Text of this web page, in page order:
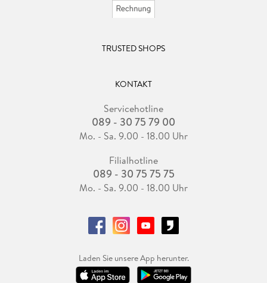
TRUSTED SHOPS
KONTAKT
Servicehotline
089 - 30 75 79 00
Mo. - Sa. 9.00 - 18.00 Uhr
Filialhotline
089 - 30 75 75 75
Mo. - Sa. 9.00 - 18.00 Uhr
Laden Sie unsere App herunter.